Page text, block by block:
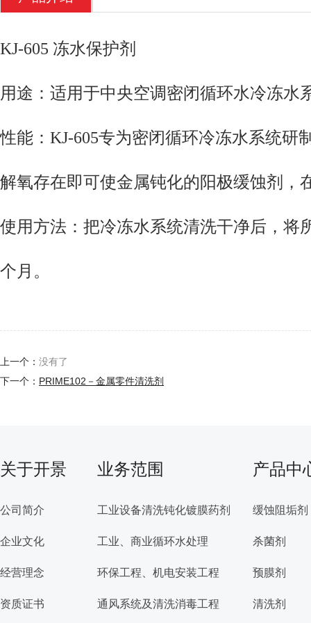
KJ-605 冻水保护剂
用途：适用于中央空调密闭循环水冷冻水
性能：KJ-605专为密闭循环冷冻水系统
解氧存在即可使金属钝化的阳极缓蚀剂，
使用方法：把冷冻水系统清洗干净后，将
个月。
上一个： 没有了
下一个： PRIME102－金属零件清洗剂
关于开景
公司简介
企业文化
经营理念
资质证书
业务范围
工业设备清洗钝化镀膜药剂
工业、商业循环水处理
环保工程、机电安装工程
通风系统及清洗消毒工程
产品中
缓蚀阻垢剂
杀菌剂
预膜剂
清洗剂